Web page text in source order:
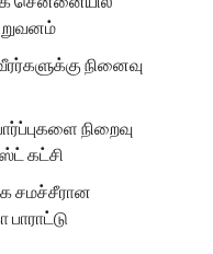
நினைவு
நிறைவு
கட்சி
சமச்சீரான